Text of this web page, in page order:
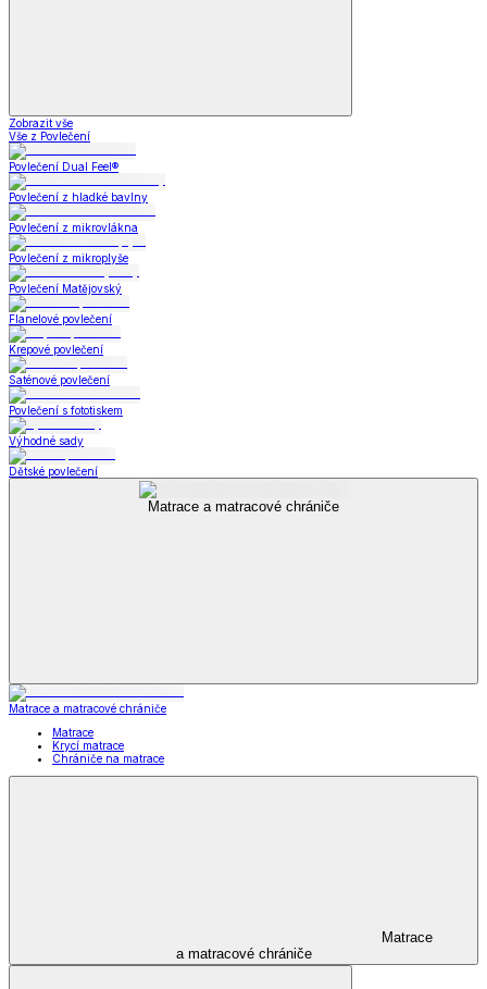
Zobrazit vše
Vše z Povlečení
Povlečení Dual Feel®
Povlečení z hladké bavlny
Povlečení z mikrovlákna
Povlečení z mikroplyše
Povlečení Matějovský
Flanelové povlečení
Krepové povlečení
Saténové povlečení
Povlečení s fototiskem
Výhodné sady
Dětské povlečení
Matrace a matracové chrániče
Matrace a matracové chrániče
Matrace
Krycí matrace
Chrániče na matrace
Matrace
a matracové chrániče